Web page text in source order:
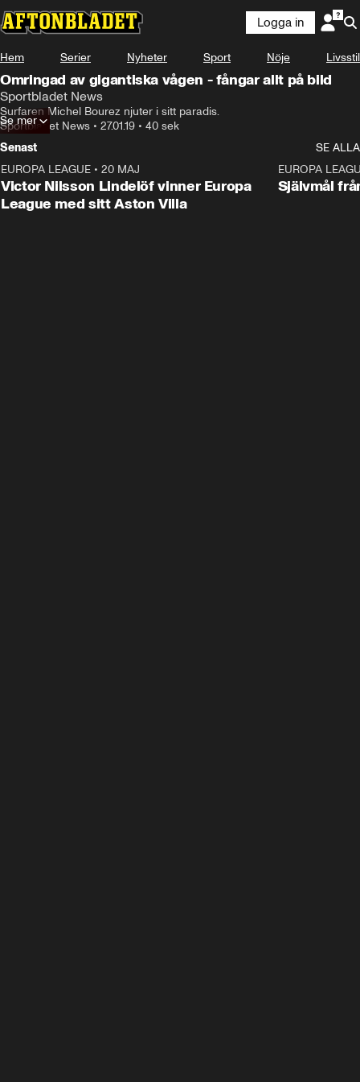
Logga in
Hem Serier Nyheter Sport Nöje Livsstil
Omringad av gigantiska vågen - fångar allt på bild
Sportbladet News
Surfaren Michel Bourez njuter i sitt paradis.
Sportbladet News • 27.01.19 • 40 sek
Se mer
Senast
SE ALLA
EUROPA LEAGUE • 20 MAJ
Victor Nilsson Lindelöf vinner Europa
League med sitt Aston Villa
EUROPA
Självmål